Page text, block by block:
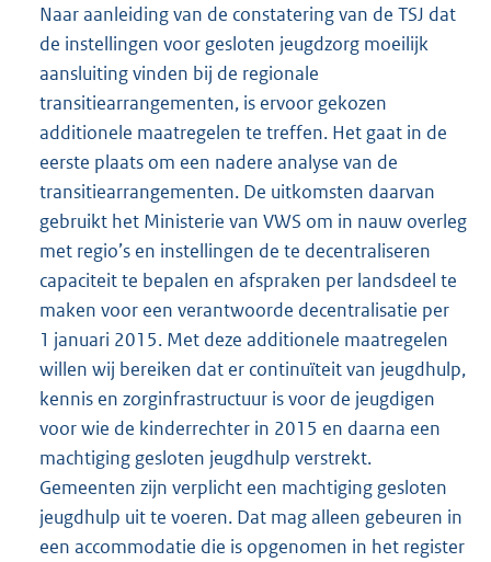
Naar aanleiding van de constatering van de TSJ dat
de instellingen voor gesloten jeugdzorg moeilijk
aansluiting vinden bij de regionale
transitiearrangementen, is ervoor gekozen
additionele maatregelen te treffen. Het gaat in de
eerste plaats om een nadere analyse van de
transitiearrangementen. De uitkomsten daarvan
gebruikt het Ministerie van VWS om in nauw overleg
met regio’s en instellingen de te decentraliseren
capaciteit te bepalen en afspraken per landsdeel te
maken voor een verantwoorde decentralisatie per
1 januari 2015. Met deze additionele maatregelen
willen wij bereiken dat er continuïteit van jeugdhulp,
kennis en zorginfrastructuur is voor de jeugdigen
voor wie de kinderrechter in 2015 en daarna een
machtiging gesloten jeugdhulp verstrekt.
Gemeenten zijn verplicht een machtiging gesloten
jeugdhulp uit te voeren. Dat mag alleen gebeuren in
een accommodatie die is opgenomen in het register